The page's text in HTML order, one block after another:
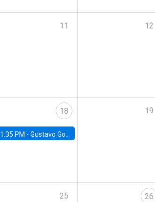
11 12
18
1:35 PM - Gustavo González, Banco Central de Chile
19
25 26